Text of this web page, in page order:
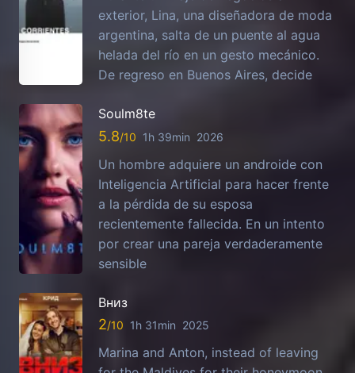
exterior, Lina, una diseñadora de moda
argentina, salta de un puente al agua
helada del río en un gesto mecánico.
De regreso en Buenos Aires, decide
Soulm8te
5.8 1h 39min 2026
Un hombre adquiere un androide con
Inteligencia Artificial para hacer frente
a la pérdida de su esposa
recientemente fallecida. En un intento
por crear una pareja verdaderamente
sensible
Вниз
2 1h 31min 2025
Marina and Anton, instead of leaving